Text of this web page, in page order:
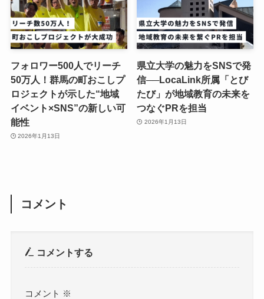
フォロワー500人でリーチ
50万人！群馬の町おこしプ
ロジェクトが示した“地域
イベント×SNS”の新しい可
能性
2026年1月13日
県立大学の魅力をSNSで発
信──LocaLink所属「とび
たび」が地域教育の未来を
つなぐPRを担当
2026年1月13日
コメント
コメントする
コメント ※